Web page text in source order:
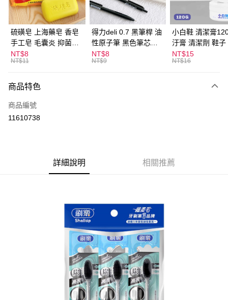
街口支付
悠遊付
ATM付款
全家取貨付款
每筆NT$60，滿NT$599(含以上)免運費
付款後全家取貨
每筆NT$60，滿NT$599(含以上)免運費
每筆NT$120，滿NT$1,999(含以上)免運費
硫磺皂 上海藥皂 香皂
手工皂 毛囊炎 抑菌除
蟎 清潔護膚 去油去痘
寵物皮膚病 狗狗貓咪
NT$8
NT$11
得力deli 0.7 黑筆桿 油
性原子筆 黑色筆芯
S304
NT$8
NT$9
小白鞋 清潔膏
汙膏 清潔劑 鞋子
漬 白皮鞋 鞋油
NT$15
NT$16
商品特色
商品編號
11610738
詳細說明 相關推薦